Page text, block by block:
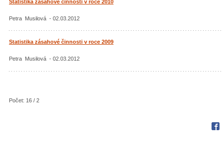
Statistika zásahové činnosti v roce 2010
Petra Musilová - 02.03.2012
Statistika zásahové činnosti v roce 2009
Petra Musilová - 02.03.2012
Počet: 16 / 2